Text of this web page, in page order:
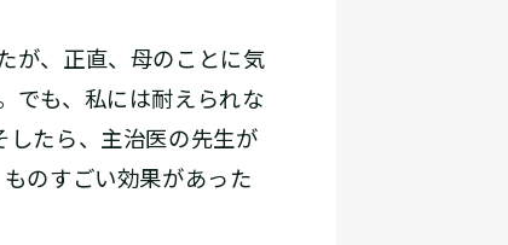
が、正直、母のことに気
でも、私には耐えられな
したら、主治医の先生が
のすごい効果があった